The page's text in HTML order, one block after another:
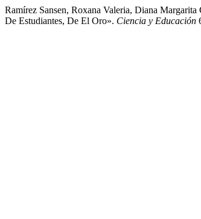
Ramírez Sansen, Roxana Valeria, Diana
De Estudiantes, De El Oro». Ciencia y Educación